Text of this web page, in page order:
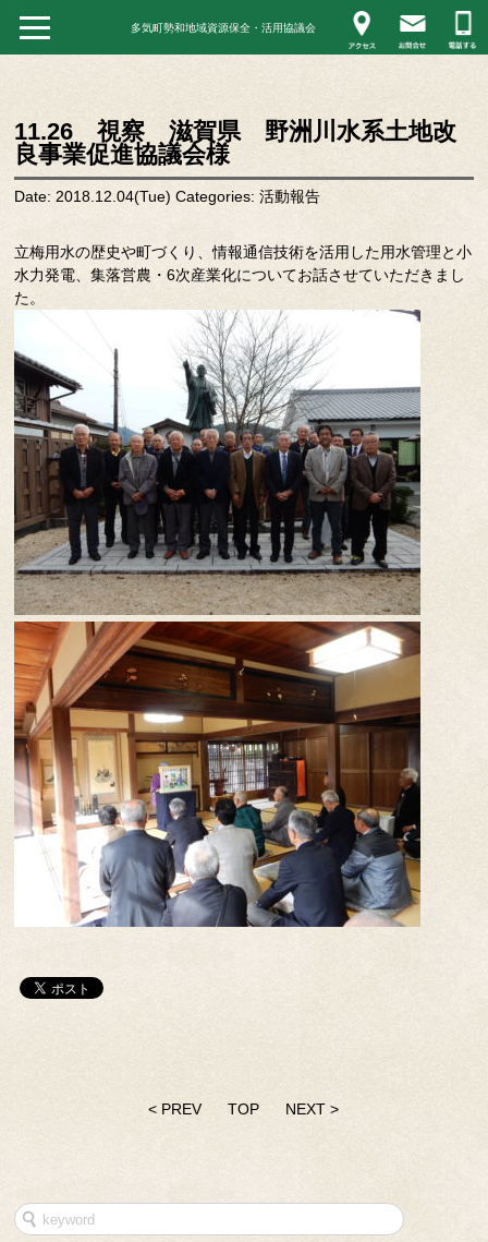
多気町勢和地域資源保全・活用協議会
11.26 視察 滋賀県 野洲川水系土地改
良事業促進協議会様
Date: 2018.12.04(Tue) Categories:活動報告
立梅用水の歴史や町づくり、情報通信技術を活用した用水管理と小
水力発電、集落営農・6次産業化についてお話させていただきまし
た。
< PREV TOP NEXT >